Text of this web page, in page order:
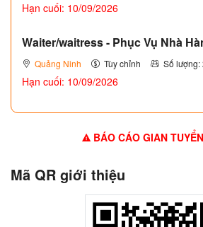
Hạn cuối: 10/09/2026
Waiter/waitress - Phục Vụ Nhà
Quảng Ninh Tùy chỉnh Số lượng:
Hạn cuối: 10/09/2026
BÁO CÁO GIAN
Mã QR giới thiệu